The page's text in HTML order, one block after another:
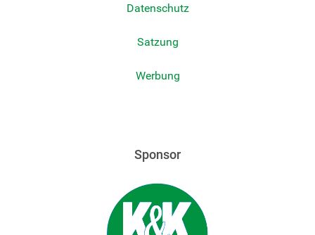
Datenschutz
Satzung
Werbung
Sponsor